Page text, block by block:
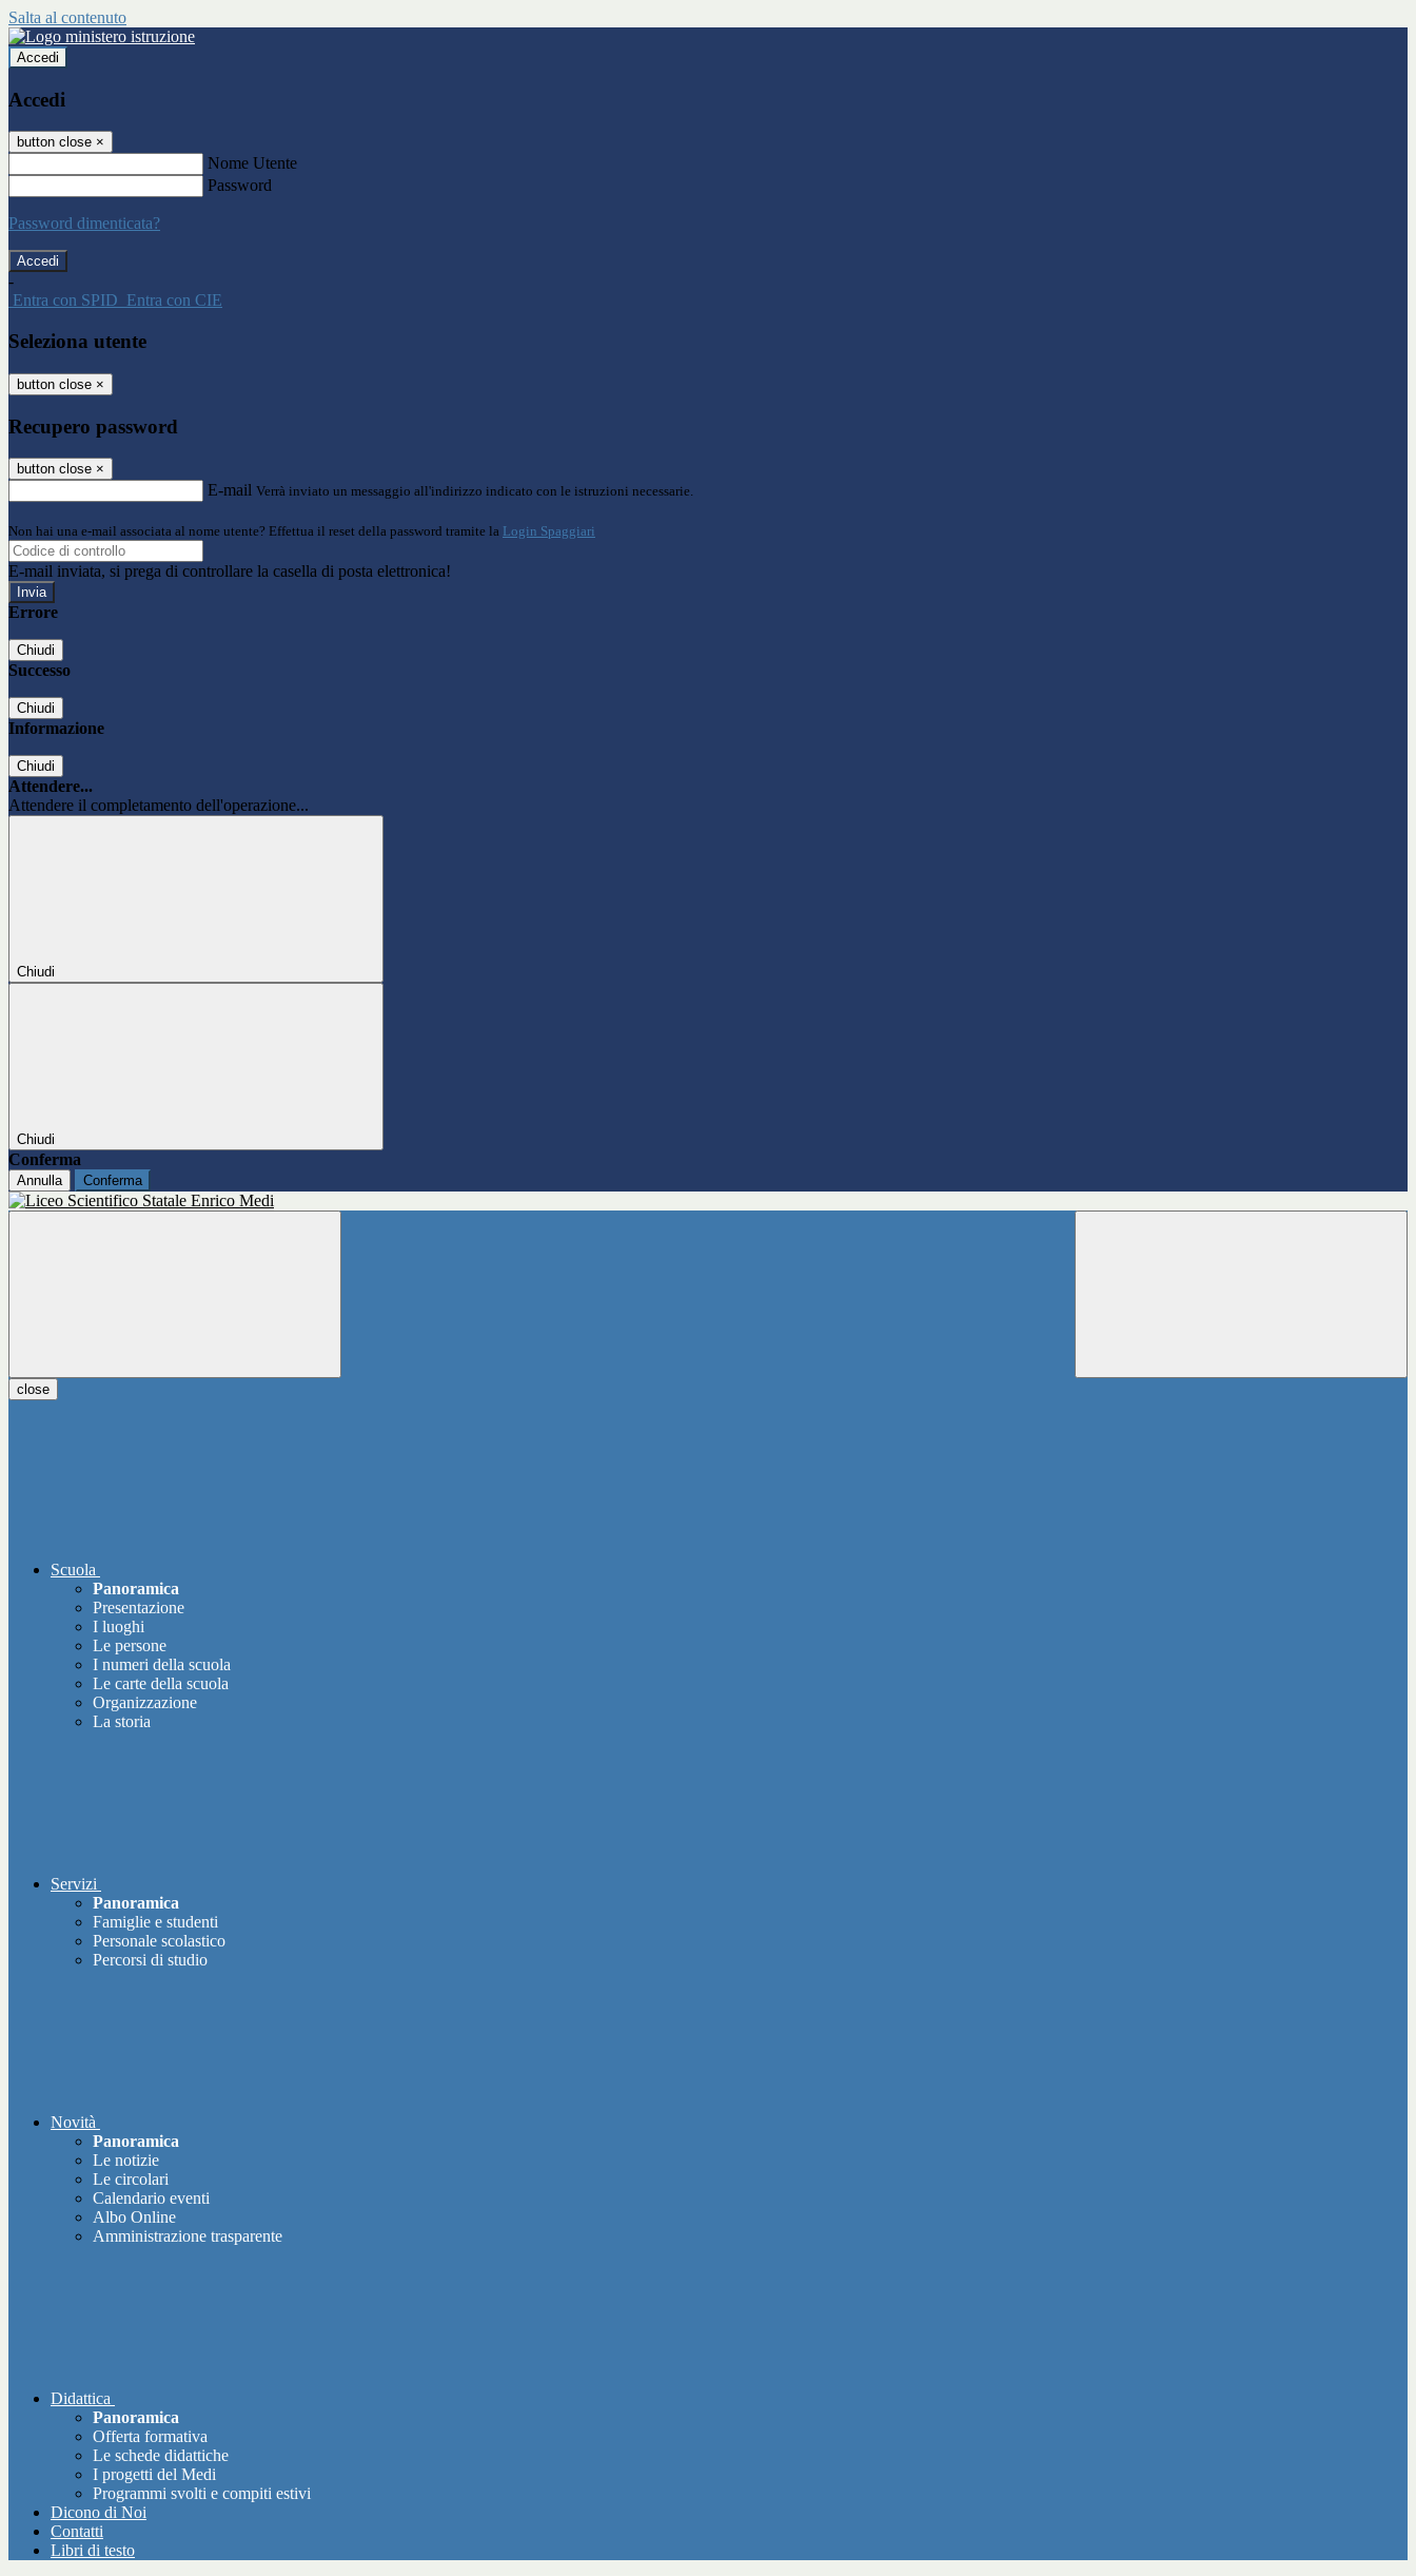
Salta al contenuto
Accedi
Accedi
button close ×
Nome Utente
Password
Password dimenticata?
-
Entra con SPID Entra con CIE
Seleziona utente
button close ×
Recupero password
button close ×
E-mail Verrà inviato un messaggio all'indirizzo indicato con le istruzioni necessarie.
Non hai una e-mail associata al nome utente? Effettua il reset della password tramite la Login Spaggiari
E-mail inviata, si prega di controllare la casella di posta elettronica!
Errore
Chiudi
Successo
Chiudi
Informazione
Chiudi
Attendere...
Attendere il completamento dell'operazione...
Chiudi
Chiudi
Conferma
Annulla Conferma
close
Scuola
Panoramica
Presentazione
I luoghi
Le persone
I numeri della scuola
Le carte della scuola
Organizzazione
La storia
Servizi
Panoramica
Famiglie e studenti
Personale scolastico
Percorsi di studio
Novità
Panoramica
Le notizie
Le circolari
Calendario eventi
Albo Online
Amministrazione trasparente
Didattica
Panoramica
Offerta formativa
Le schede didattiche
I progetti del Medi
Programmi svolti e compiti estivi
Dicono di Noi
Contatti
Libri di testo